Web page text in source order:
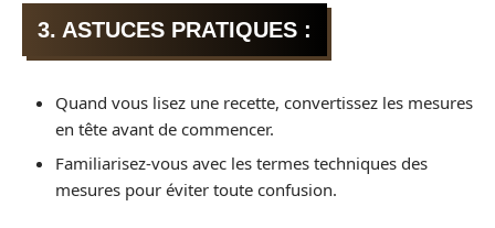
3. ASTUCES PRATIQUES :
Quand vous lisez une recette, convertissez les mesures
en tête avant de commencer.
Familiarisez-vous avec les termes techniques des
mesures pour éviter toute confusion.